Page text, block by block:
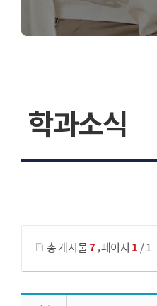
학과소식
총 게시물7,페이지 1 / 1
학과소식 목록 으로 번호, 제목, 작성자, 조회수, 등록 일, 첨부파일로 나열 되고 있습니다.